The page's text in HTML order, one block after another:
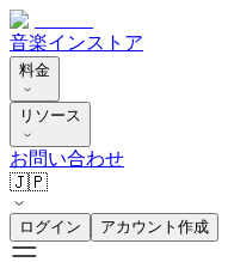
音楽インストア
料金
リソース
お問い合わせ
🇯🇵
ログイン アカウント作成